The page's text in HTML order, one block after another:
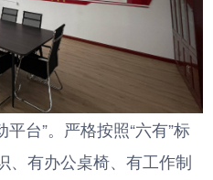
台”。严格按照“六有”标
、有办公桌椅、有工作制